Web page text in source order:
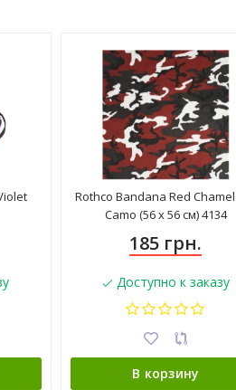
Rothco Bandana Red
Camo (56 x 56 см) 4134
185 грн.
Доступно к заказу
В корзину